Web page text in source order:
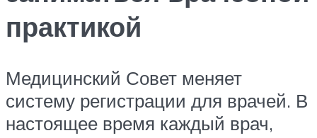
практикой
Медицинский Совет меняет
систему регистрации для врачей. В
настоящее время каждый врач,